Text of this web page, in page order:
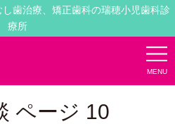
歯治療、矯正歯科の瑞穂小児歯科診
療所
MENU
ページ 10